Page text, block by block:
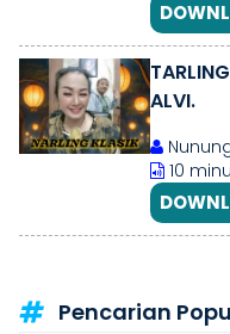
ALVI.
10
Pencarian